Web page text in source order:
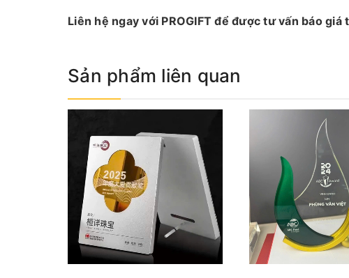
Liên hệ ngay với PROGIFT để được tư vấn báo giá
Sản phẩm liên quan